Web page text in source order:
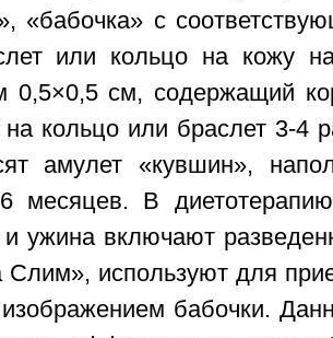
«бабочка» с
или кольцо на кожу
0,5×0,5 см, содержащий
на кольцо или браслет 3-4
амулет «кувшин»,
месяцев. В
и ужина включают
Слим», используют для
бабочки.